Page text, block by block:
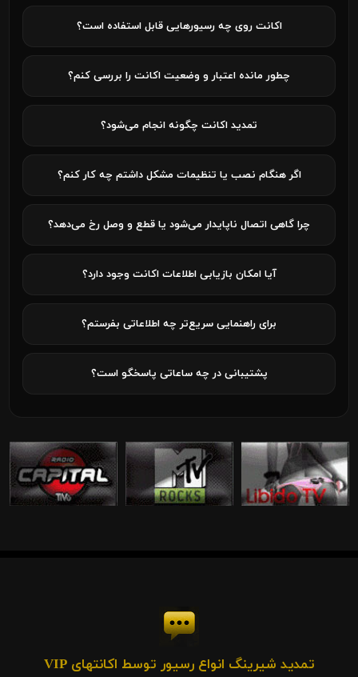
اکانت روی چه رسیورهایی قابل استفاده است؟
چطور مانده اعتبار و وضعیت اکانت را بررسی کنم؟
تمدید اکانت چگونه انجام می‌شود؟
اگر هنگام نصب یا تنظیمات مشکل داشتم چه کار کنم؟
چرا گاهی اتصال ناپایدار می‌شود یا قطع و وصل رخ می‌دهد؟
آیا امکان بازیابی اطلاعات اکانت وجود دارد؟
برای راهنمایی سریع‌تر چه اطلاعاتی بفرستم؟
پشتیبانی در چه ساعاتی پاسخگو است؟
تمدید شیرینگ انواع رسیور توسط اکانتهای VIP